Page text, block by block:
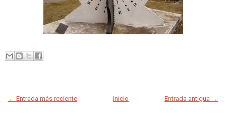
← Entrada más reciente Entrada antigua →
Inicio